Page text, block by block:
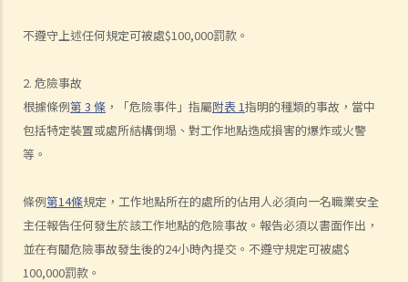
不遵守上述任何規定可被處$100,000罰款。
2. 危險事故
根據條例第 3 條 ，「危險事件」指屬附表 1指明的種類的事故，當中
包括特定裝置或處所結構倒塌、對工作地點造成損害的爆炸或火警
等。
條例第14條規定，工作地點所在的處所的佔用人必須向一名職業安全
主任報告任何發生於該工作地點的危險事故。報告必須以書面作出，
並在有關危險事故發生後的24小時內提交。不遵守規定可被處$
100,000罰款。
1. 我的秘書弄壞了我辦公室的電腦，而我打算從她本月的薪金中扣除
金？
2. 我上個月的薪金已被拖欠了十天，我的老闆有否觸犯法律？
3. 我已被拖欠了一個月薪金，而老闆告訴我他已無能力支付薪金，他有
否違反僱傭合約？我可否即時終止僱傭合約以及提出索償？
為公司的財政已陷入困境，而公司亦很可能面臨清盤。我能否取回全部
（或部分）薪金？
5. 假如僱主面臨破產 / 清盤，我可以從哪處獲得協助？